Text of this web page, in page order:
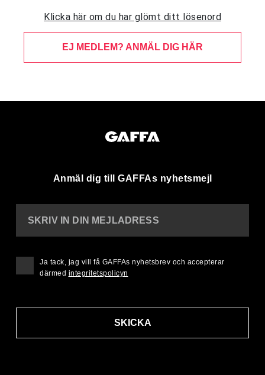
Klicka här om du har glömt ditt lösenord
EJ MEDLEM? ANMÄL DIG HÄR
Anmäl dig till GAFFAs nyhetsmejl
SKRIV IN DIN MEJLADRESS
SKICKA
Ja tack, jag vill få GAFFAs nyhetsbrev och accepterar
därmed integritetspolicyn